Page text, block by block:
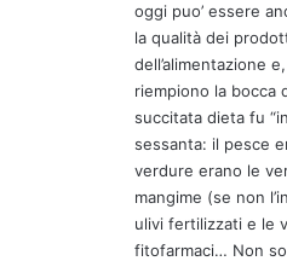
t
t
o
:
oggi puo’ essere
la qualità dei
dell’alimentazione
riempiono la bocca
succitata dieta fu
sessanta: il pesce
verdure erano le
mangime (se non
ulivi fertilizzati e le
fitofarmaci… Non